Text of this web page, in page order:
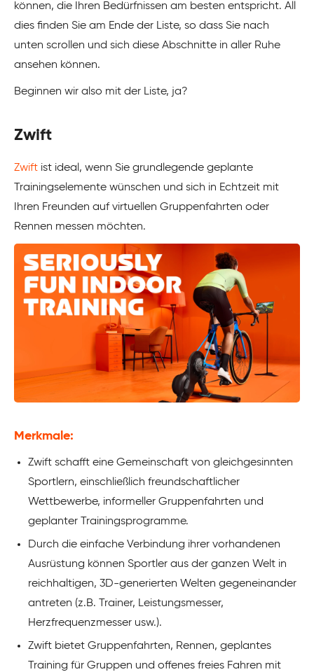
können, die Ihren Bedürfnissen am besten entspricht. All
dies finden Sie am Ende der Liste, so dass Sie nach
unten scrollen und sich diese Abschnitte in aller Ruhe
ansehen können.
Beginnen wir also mit der Liste, ja?
Zwift
Zwift ist ideal, wenn Sie grundlegende geplante
Trainingselemente wünschen und sich in Echtzeit mit
Ihren Freunden auf virtuellen Gruppenfahrten oder
Rennen messen möchten.
Merkmale:
Zwift schafft eine Gemeinschaft von gleichgesinnten
Sportlern, einschließlich freundschaftlicher
Wettbewerbe, informeller Gruppenfahrten und
geplanter Trainingsprogramme.
Durch die einfache Verbindung ihrer vorhandenen
Ausrüstung können Sportler aus der ganzen Welt in
reichhaltigen, 3D-generierten Welten gegeneinander
antreten (z.B. Trainer, Leistungsmesser,
Herzfrequenzmesser usw.).
Zwift bietet Gruppenfahrten, Rennen, geplantes
Training für Gruppen und offenes freies Fahren mit